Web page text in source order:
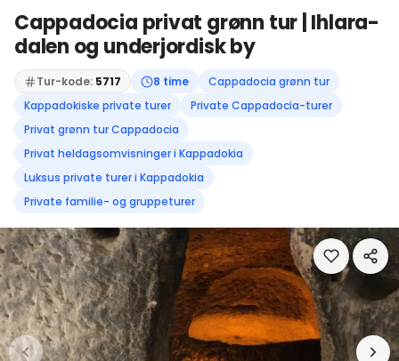
Cappadocia privat grønn tur | Ihlara-
dalen og underjordisk by
Tur-kode: 5717 8 time
Cappadocia grønn tur
Kappadokiske private turer
Private Cappadocia-turer
Privat grønn tur Cappadocia
Privat heldagsomvisninger i Kappadokia
Luksus private turer i Kappadokia
Private familie- og gruppeturer